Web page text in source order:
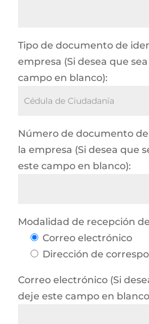
Tipo de documento de
empresa (Si desea que
campo en blanco):
Número de documento
la empresa (Si desea que
este campo en blanco):
Modalidad de recepción
Correo electrónico
Dirección de
Correo electrónico (Si
deje este campo en